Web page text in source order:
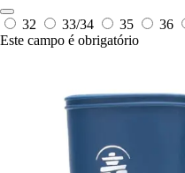
32 33/34 35 36
Este campo é obrigatório